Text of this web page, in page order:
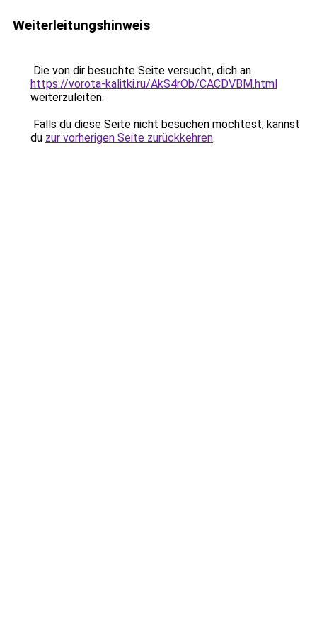
Weiterleitungshinweis
Die von dir besuchte Seite versucht, dich an
https://vorota-kalitki.ru/AkS4rOb/CACDVBM.html
weiterzuleiten.
Falls du diese Seite nicht besuchen möchtest, kannst
du zur vorherigen Seite zurückkehren.